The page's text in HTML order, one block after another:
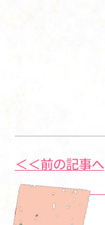
＜＜前の記事へ